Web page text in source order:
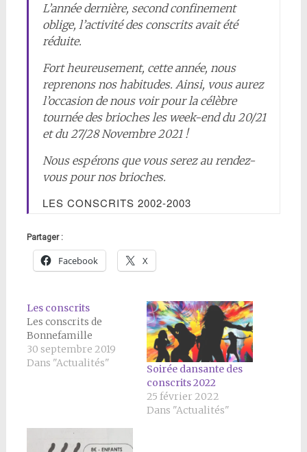
L’année dernière, second confinement
oblige, l’activité des conscrits avait été
réduite.
Fort heureusement, cette année, nous
reprenons nos habitudes. Ainsi, vous aurez
l’occasion de nous voir pour la célèbre
tournée des brioches les week-end du 20/21
et du 27/28 Novembre 2021 !
Nous espérons que vous serez au rendez-
vous pour nos brioches.
LES CONSCRITS 2002-2003
Partager :
Facebook X
Les conscrits
Les conscrits de
Bonnefamille
30 septembre 2019
Dans "Actualités"
Soirée dansante des
conscrits 2022
25 février 2022
Dans "Actualités"